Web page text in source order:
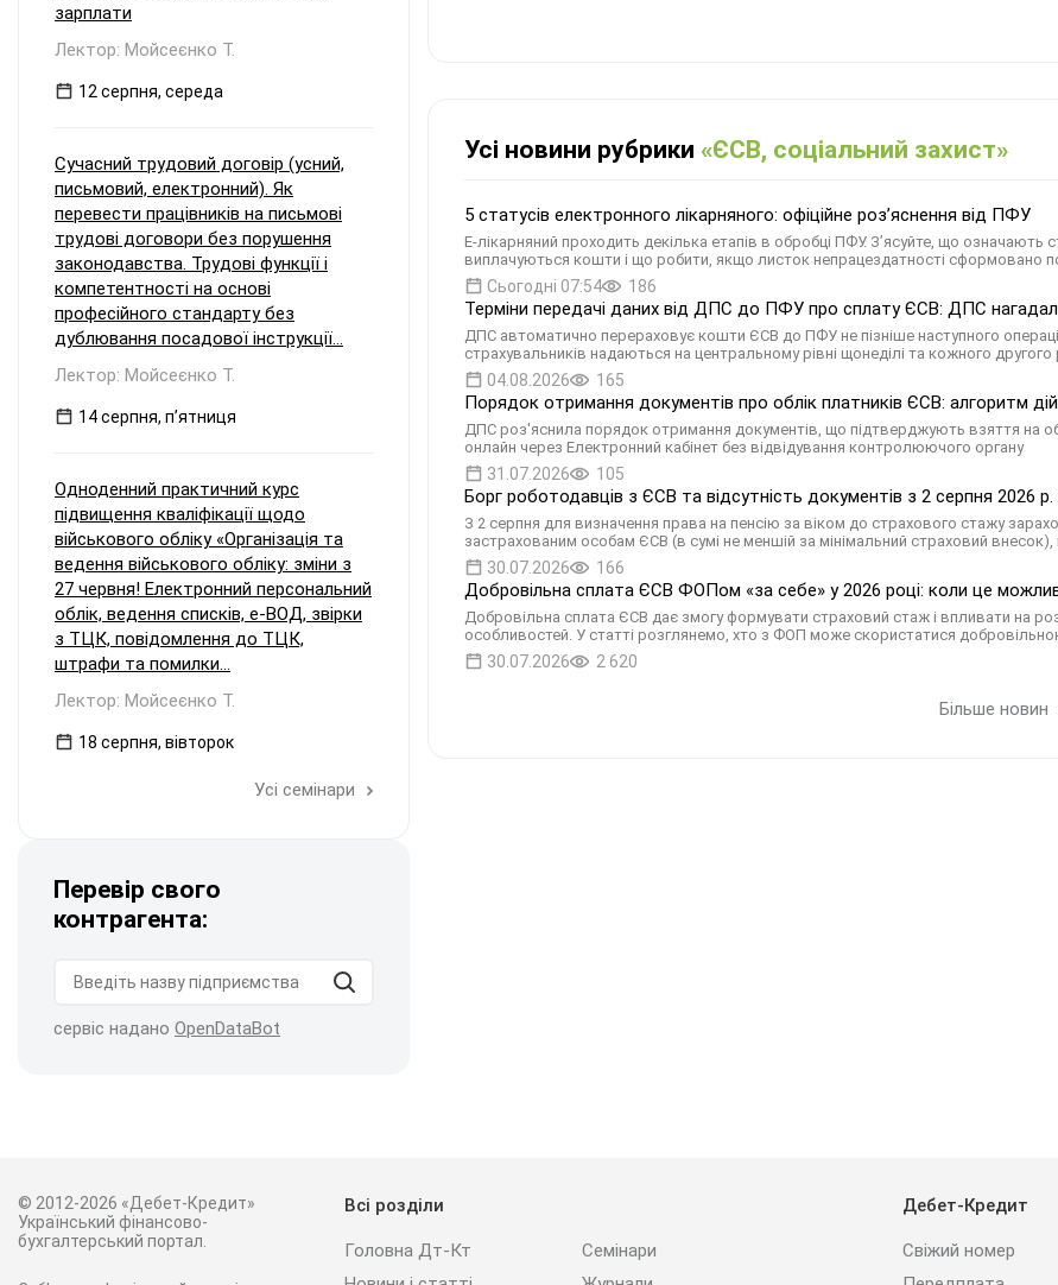
Усі новини рубрики «ЄСВ, соціальний захист»
5 статусів електронного лікарняного: офіційне роз’яснення від ПФУ
Е-лікарняний проходить декілька етапів в обробці ПФУ. З’ясуйте, що означають
виплачуються кошти і що робити, якщо листок непрацездатності сформовано
Сьогодні 07:54 186
Терміни передачі даних від ДПС до ПФУ про сплату ЄСВ: ДПС
ДПС автоматично перераховує кошти ЄСВ до ПФУ не пізніше наступного
страхувальників надаються на центральному рівні щонеділі та кожного
04.08.2026 165
Порядок отримання документів про облік платників ЄСВ: алгоритм
ДПС роз'яснила порядок отримання документів, що підтверджують взяття на
онлайн через Електронний кабінет без відвідування контролюючого органу
31.07.2026 105
Борг роботодавців з ЄСВ та відсутність документів з 2 серпня 2026
З 2 серпня для визначення права на пенсію за віком до страхового стажу
застрахованим особам ЄСВ (в сумі не меншій за мінімальний страховий
30.07.2026 166
Добровільна сплата ЄСВ ФОПом «за себе» у 2026 році: коли це
Добровільна сплата ЄСВ дає змогу формувати страховий стаж і впливати на
особливостей. У статті розглянемо, хто з ФОП може скористатися
30.07.2026 2 620
Більше новин
зарплати
Лектор: Мойсеєнко Т.
12 серпня, середа
Сучасний трудовий договір (усний,
письмовий, електронний). Як
перевести працівників на письмові
трудові договори без порушення
законодавства. Трудові функції і
компетентності на основі
професійного стандарту без
дублювання посадової інструкції...
Лектор: Мойсеєнко Т.
14 серпня, пʼятниця
Одноденний практичний курс
підвищення кваліфікації щодо
військового обліку «Організація та
ведення військового обліку: зміни з
27 червня! Електронний персональний
облік, ведення списків, е-ВОД, звірки
з ТЦК, повідомлення до ТЦК,
штрафи та помилки...
Лектор: Мойсеєнко Т.
18 серпня, вівторок
Усі семінари
Перевір свого
контрагента:
сервіс надано OpenDataBot
© 2012-2026 «Дебет-Кредит»
Український фінансово-
бухгалтерський портал.
Всі розділи
Головна Дт-Кт
Семінари
Дебет-Кредит
Свіжий номер